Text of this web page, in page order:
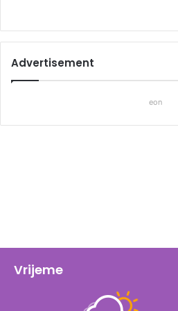
Advertisement
eon
Vrijeme